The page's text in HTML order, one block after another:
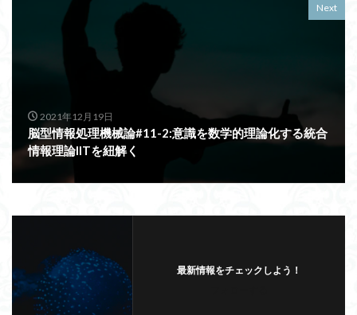
Next
2021年12月19日
脳型情報処理機械論#11-2:意識を数学的理論化する統合
情報理論IITを紐解く
最新情報をチェックしよう！